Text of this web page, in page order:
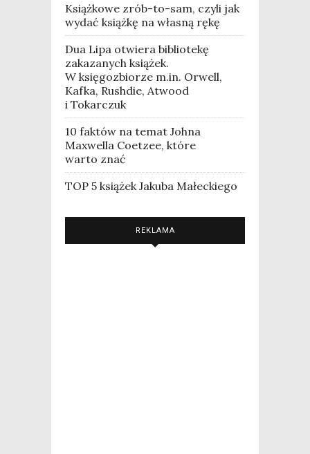
Książkowe zrób-to-sam, czyli jak
wydać książkę na własną rękę
Dua Lipa otwiera bibliotekę
zakazanych książek.
W księgozbiorze m.in. Orwell,
Kafka, Rushdie, Atwood
i Tokarczuk
10 faktów na temat Johna
Maxwella Coetzee, które
warto znać
TOP 5 książek Jakuba Małeckiego
REKLAMA